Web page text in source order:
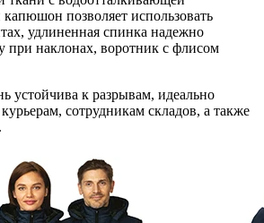
позволяет использовать
удлиненная спинка надежно
при наклонах, воротник с флисом
устойчива к разрывам, идеально
сотрудникам складов, а также